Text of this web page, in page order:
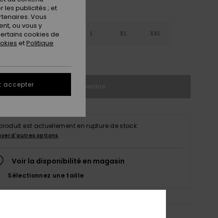
S M L XL XXL
est actuellement en rupture de stock.
d'autres options
Voir la disponibilité en magasin
Sélectionnez une taille
les publicités ; et
Vous
ou vous y
cookies de
etPolitique
accepter